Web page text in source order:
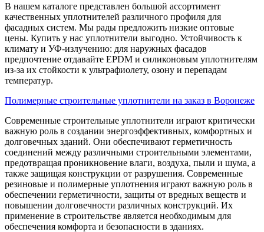
В нашем каталоге представлен большой ассортимент
качественных уплотнителей различного профиля для
фасадных систем. Мы рады предложить низкие оптовые
цены. Купить у нас уплотнители выгодно. Устойчивость к
климату и УФ-излучению: для наружных фасадов
предпочтение отдавайте EPDM и силиконовым уплотнителям
из-за их стойкости к ультрафиолету, озону и перепадам
температур.
Полимерные строительные уплотнители на заказ в Воронеже
Современные строительные уплотнители играют критически
важную роль в создании энергоэффективных, комфортных и
долговечных зданий. Они обеспечивают герметичность
соединений между различными строительными элементами,
предотвращая проникновение влаги, воздуха, пыли и шума, а
также защищая конструкции от разрушения. Современные
резиновые и полимерные уплотнения играют важную роль в
обеспечении герметичности, защиты от вредных веществ и
повышении долговечности различных конструкций. Их
применение в строительстве является необходимым для
обеспечения комфорта и безопасности в зданиях.